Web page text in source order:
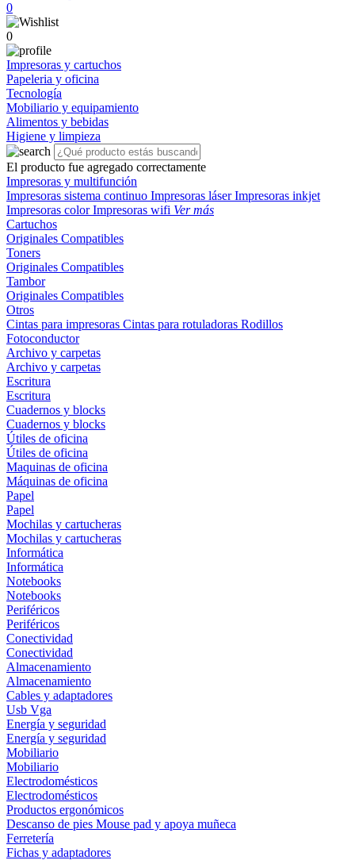
0
0
Impresoras y cartuchos
Papeleria y oficina
Tecnología
Mobiliario y equipamiento
Alimentos y bebidas
Higiene y limpieza
El producto fue agregado correctamente
Impresoras y multifunción
Impresoras sistema continuo Impresoras láserImpresoras inkjet
Impresoras colorImpresoras wifi Ver más
Cartuchos
Originales Compatibles
Toners
Originales Compatibles
Tambor
Originales Compatibles
Otros
Cintas para impresoras Cintas para rotuladoras Rodillos
Fotoconductor
Archivo y carpetas
Archivo y carpetas
Escritura
Escritura
Cuadernos y blocks
Cuadernos y blocks
Útiles de oficina
Útiles de oficina
Maquinas de oficina
Máquinas de oficina
Papel
Papel
Mochilas y cartucheras
Mochilas y cartucheras
Informática
Informática
Notebooks
Notebooks
Periféricos
Periféricos
Conectividad
Conectividad
Almacenamiento
Almacenamiento
Cables y adaptadores
Usb Vga
Energía y seguridad
Energía y seguridad
Mobiliario
Mobiliario
Electrodomésticos
Electrodomésticos
Productos ergonómicos
Descanso de pies Mouse pad y apoya muñeca
Ferretería
Fichas y adaptadores